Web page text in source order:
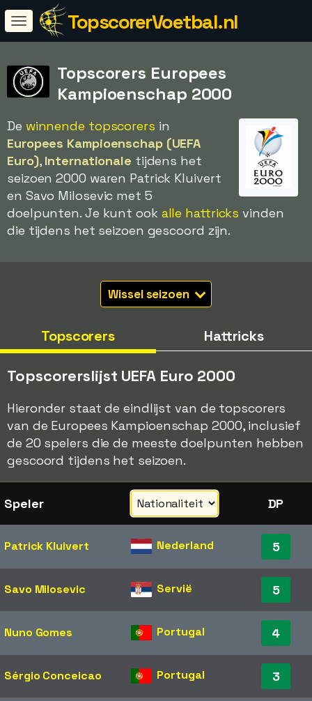
TopscorerVoetbal.nl
Topscorers Europees
Kampioenschap 2000
De winnende topscorers in
Europees Kampioenschap (UEFA
Euro), Internationale tijdens het
seizoen 2000 waren Patrick Kluivert
en Savo Milosevic met 5
doelpunten. Je kunt ook alle hattricks vinden
die tijdens het seizoen gescoord zijn.
Wissel seizoen
Topscorers Hattricks
Topscorerslijst UEFA Euro 2000
Hieronder staat de eindlijst van de topscorers
van de Europees Kampioenschap 2000, inclusief
de 20 spelers die de meeste doelpunten hebben
gescoord tijdens het seizoen.
Speler DP
Patrick Kluivert Nederland 5
Savo Milosevic Servië 5
Nuno Gomes Portugal 4
Sérgio Conceicao Portugal 3